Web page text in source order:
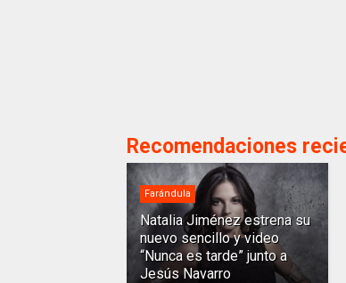
Recomendaciones
Farándula
Natalia Jiménez estrena su
nuevo sencillo y video
“Nunca es tarde” junto a
Jesús Navarro